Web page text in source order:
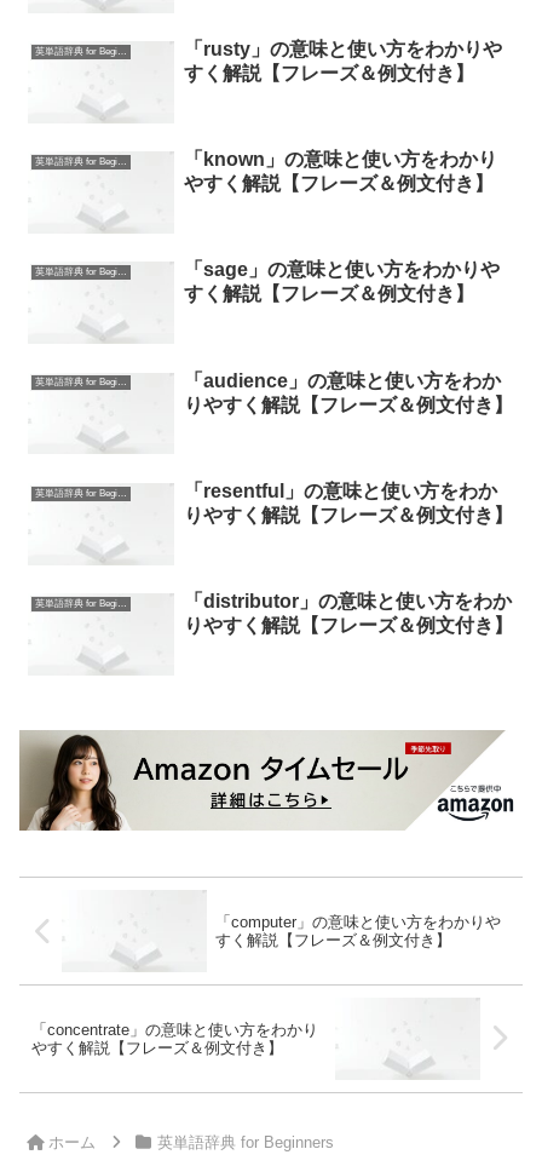
英単語辞典 for Beginners
「rusty」の意味と使い方をわかりや
すく解説【フレーズ＆例文付き】
英単語辞典 for Beginners
「known」の意味と使い方をわかり
やすく解説【フレーズ＆例文付き】
英単語辞典 for Beginners
「sage」の意味と使い方をわかりや
すく解説【フレーズ＆例文付き】
英単語辞典 for Beginners
「audience」の意味と使い方をわか
りやすく解説【フレーズ＆例文付き】
英単語辞典 for Beginners
「resentful」の意味と使い方をわか
りやすく解説【フレーズ＆例文付き】
英単語辞典 for Beginners
「distributor」の意味と使い方をわか
りやすく解説【フレーズ＆例文付き】
「computer」の意味と使い方をわかりや
すく解説【フレーズ＆例文付き】
「concentrate」の意味と使い方をわかり
やすく解説【フレーズ＆例文付き】
ホーム 英単語辞典 for Beginners